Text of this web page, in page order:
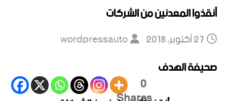
أنقذوا المعدنين من الشركات
27 أكتوبر، 2018 wordpressauto
صحيفة الهدف
0